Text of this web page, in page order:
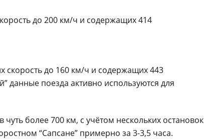
до 200 км/ч и содержащих 414
скорость до 160 км/ч и содержащих 443
данные поезда активно используются для
более 700 км, с учётом нескольких остановок
“Сапсане” примерно за 3-3,5 часа.